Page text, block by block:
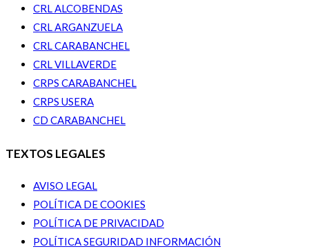
CRL ALCOBENDAS
CRL ARGANZUELA
CRL CARABANCHEL
CRL VILLAVERDE
CRPS CARABANCHEL
CRPS USERA
CD CARABANCHEL
TEXTOS LEGALES
AVISO LEGAL
POLÍTICA DE COOKIES
POLÍTICA DE PRIVACIDAD
POLÍTICA SEGURIDAD INFORMACIÓN